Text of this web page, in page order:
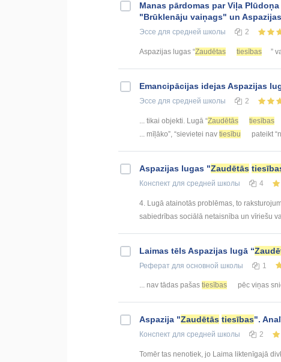
Manas pārdomas par Viļa
"Brūklenāju vaiņags" un
Эссе для средней школы 2
Aspazijas lugas “Zaudētas tiesības ”
Emancipācijas idejas Aspazijas
Эссе для средней школы 2
... tikai objekti. Lugā “Zaudētās tiesības
... mīļāko”, “sievietei nav tiesību pateikt
Aspazijas lugas "Zaudētās
Конспект для средней школы 4
4. Lugā atainotās problēmas, to
sabiedrības sociālā netaisnība un vīriešu
Laimas tēls Aspazijas lugā “
Реферат для основной школы 1
... nav tādas pašas tiesības pēc viņas
Aspazija "Zaudētās tiesības".
Конспект для средней школы 2
Tomēr tas nenotiek, jo Laima liktenīgajā